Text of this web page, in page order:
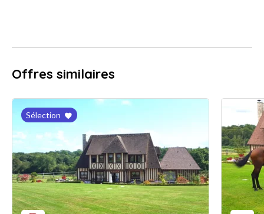
Offres similaires
Sélection